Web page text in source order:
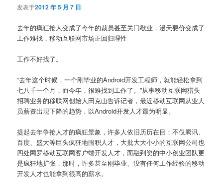
发表于2012 年 5 月 7 日
去年的疯狂抢人变成了今年的裁员甚至关门歇业，漫天要价变成了
工作难找，移动互联网市场正回归理性
工作不好找了。
“去年这个时候，一个刚毕业的Android开发工程师，就能轻松拿到
七八千一个月，而今年，很难找到工作了。”从事移动互联网猎头
招聘业务的移联网创始人田克山告诉记者，最近移动互联网从业人
员薪资出现下降的趋势，以Android开发人才最为明显。
提起去年争抢人才的疯狂景象，许多人依旧历历在目：不仅腾讯、
百度、盛大等巨头疯狂地囤积人才，大批大大小小的互联网公司也
四处网罗移动互联网客户端开发人才，而融到资的中小创业团队更
是疯狂地扩张，那时，许多甚至刚毕业、没有任何工作经验的移动
开发人才也能拿到很高的薪水。